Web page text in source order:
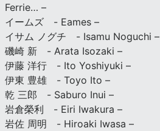
Ferrie… –
イームズ - Eames –
イサム ノグチ - Isamu Noguchi –
磯崎 新 - Arata Isozaki –
伊藤 洋行 - Ito Yoshiyuki –
伊東 豊雄 - Toyo Ito –
乾 三郎 - Saburo Inui –
岩倉榮利 - Eiri Iwakura –
岩佐 周明 - Hiroaki Iwasa –